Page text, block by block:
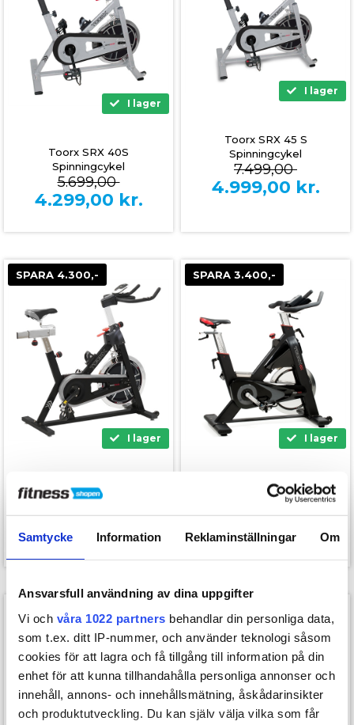
Samtycke Information Reklaminställningar Om
Ansvarsfull användning av dina uppgifter
Vi och våra 1022 partners behandlar din personliga data,
som t.ex. ditt IP-nummer, och använder teknologi såsom
cookies för att lagra och få tillgång till information på din
enhet för att kunna tillhandahålla personliga annonser och
innehåll, annons- och innehållsmätning, åskådarinsikter
och produktutveckling. Du kan själv välja vilka som får
I lager
Toorx SRX 40S
Spinningcykel
5.699,00
4.299,00 kr.
I lager
Toorx SRX 45 S
Spinningcykel
7.499,00
4.999,00 kr.
SPARA 4.300,-
I lager
Toorx SRX-50
Spinningcykel
9.999,00
5.699,00kr.
SPARA 3.400,-
I lager
TOORX SRX 100
Spinningcykel
13.399,00
9.999,00kr.